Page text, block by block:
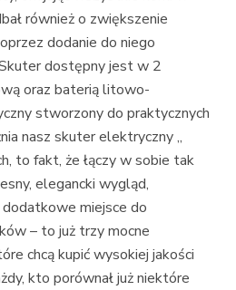
również o zwiększenie
dodanie do niego
dostępny jest w 2
oraz baterią litowo-
stworzony do praktycznych
nasz skuter elektryczny „
to fakt, że łączy w sobie tak
elegancki wygląd,
miejsce do
– to już trzy mocne
chcą kupić wysokiej jakości
kto porównał już niektóre